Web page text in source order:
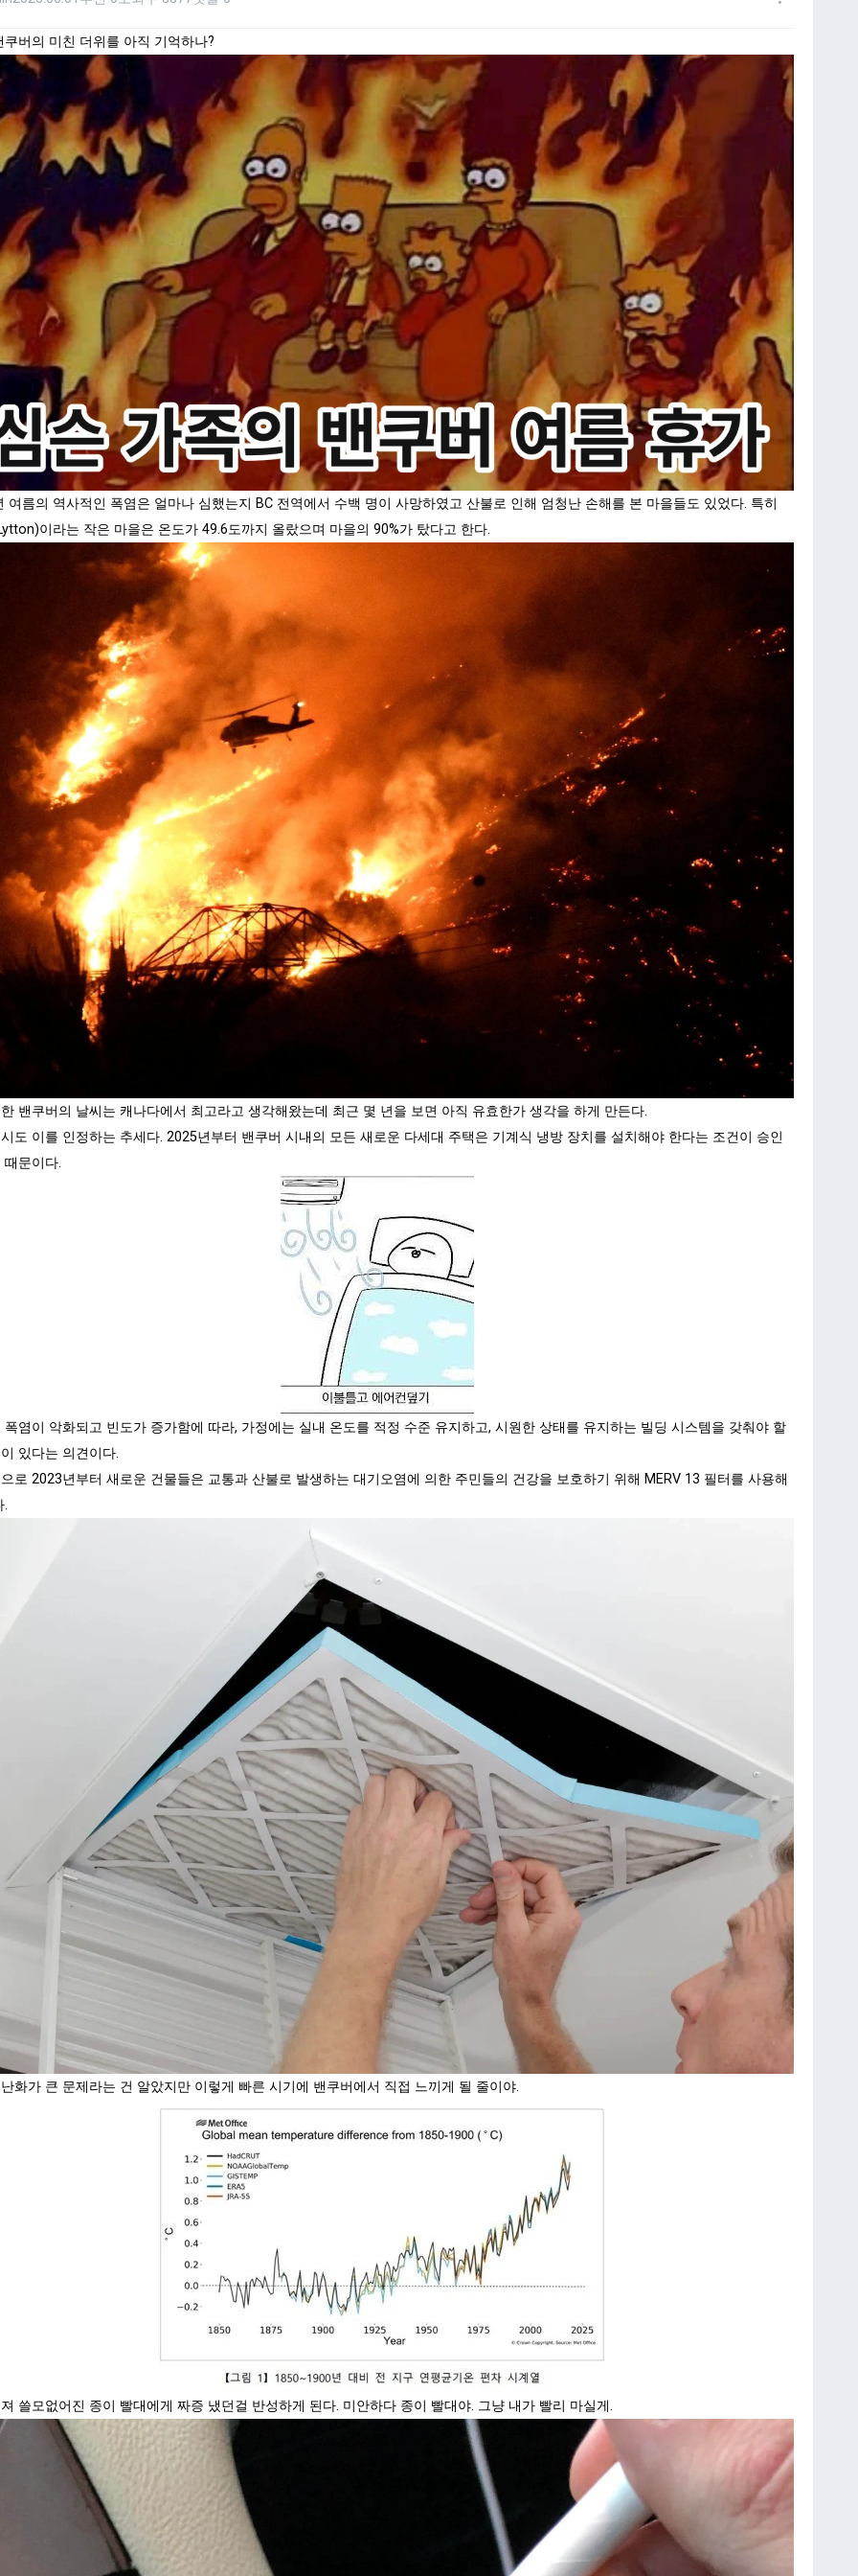
쿠버의 미친 더위를 아직 기억하나?
여름의 역사적인 폭염은 얼마나 심했는지 BC 전역에서 수백 명이 사망하였고 산불로 인해 엄청난 손해를 본 마을들도 있었다. 특히
이라는 작은 마을은 온도가 49.6도까지 올랐으며 마을의 90%가 탔다고 한다.
밴쿠버의 날씨는 캐나다에서 최고라고 생각해왔는데 최근 몇 년을 보면 아직 유효한가 생각을 하게 만든다.
도 이를 인정하는 추세다. 2025년부터 밴쿠버 시내의 모든 새로운 다세대 주택은 기계식 냉방 장치를 설치해야 한다는 조건이 승인
때문이다.
폭염이 악화되고 빈도가 증가함에 따라, 가정에는 실내 온도를 적정 수준 유지하고, 시원한 상태를 유지하는 빌딩 시스템을 갖춰야 할
있다는 의견이다.
로 2023년부터 새로운 건물들은 교통과 산불로 발생하는 대기오염에 의한 주민들의 건강을 보호하기 위해 MERV 13 필터를 사용해
.
화가 큰 문제라는 건 알았지만 이렇게 빠른 시기에 밴쿠버에서 직접 느끼게 될 줄이야.
쓸모없어진 종이 빨대에게 짜증 냈던걸 반성하게 된다. 미안하다 종이 빨대야. 그냥 내가 빨리 마실게.